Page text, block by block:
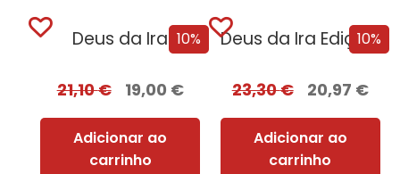
10%
Deus da Ira
21,10€ 19,00 €
Adicionar ao
carrinho
10%
Deus da Ira Edição com EDGES
23,30€ 20,97 €
Adicionar ao
carrinho